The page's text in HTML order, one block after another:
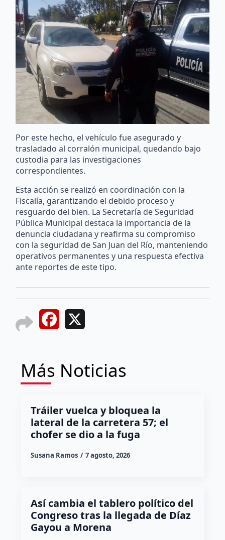
Por este hecho, el vehículo fue asegurado y
trasladado al corralón municipal, quedando bajo
custodia para las investigaciones
correspondientes.
Esta acción se realizó en coordinación con la
Fiscalía, garantizando el debido proceso y
resguardo del bien. La Secretaría de Seguridad
Pública Municipal destaca la importancia de la
denuncia ciudadana y reafirma su compromiso
con la seguridad de San Juan del Río, manteniendo
operativos permanentes y una respuesta efectiva
ante reportes de este tipo.
Facebook
Más Noticias
Tráiler vuelca y bloquea la
lateral de la carretera 57; el
chofer se dio a la fuga
Susana Ramos 7 agosto, 2026
Así cambia el tablero político del
Congreso tras la llegada de Díaz
Gayou a Morena